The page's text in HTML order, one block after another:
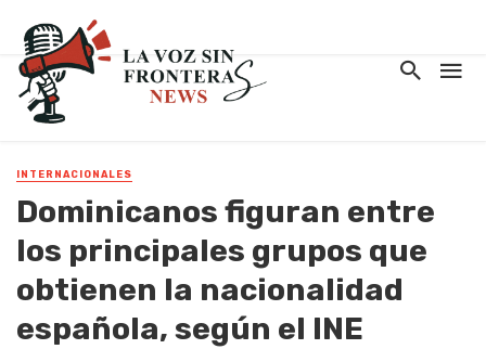
INTERNACIONALES
Dominicanos figuran entre
los principales grupos que
obtienen la nacionalidad
española, según el INE